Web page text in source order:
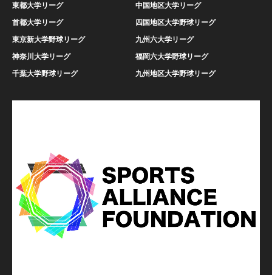
東都大学リーグ
首都大学リーグ
東京新大学野球リーグ
神奈川大学リーグ
千葉大学野球リーグ
中国地区大学リーグ
四国地区大学野球リーグ
九州六大学リーグ
福岡六大学野球リーグ
九州地区大学野球リーグ